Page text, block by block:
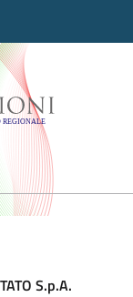
-
S.p.A.